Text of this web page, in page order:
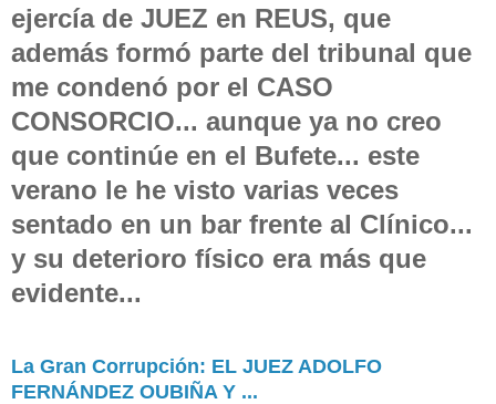
ejercía de JUEZ en REUS, que
además formó parte del tribunal que
me condenó por el CASO
CONSORCIO... aunque ya no creo
que continúe en el Bufete... este
verano le he visto varias veces
sentado en un bar frente al Clínico...
y su deterioro físico era más que
evidente...
La Gran Corrupción: EL JUEZ ADOLFO
FERNÁNDEZ OUBIÑA Y ...